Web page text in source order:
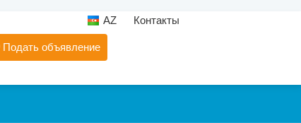
AZ Контакты
Подать объявление